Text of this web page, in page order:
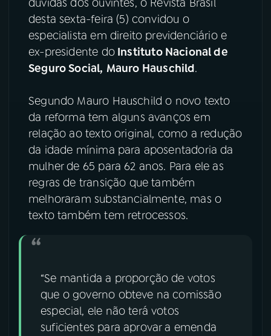
desta sexta-feira (5) convidou o
especialista em direito previdenciário e
ex-presidente doInstituto Nacional de
Seguro Social, Mauro Hauschild.
Segundo Mauro Hauschild o novo texto
da reforma tem alguns avanços em
relação ao texto original, como a redução
da idade mínima para aposentadoria da
mulher de 65 para 62 anos. Para ele as
regras de transição que também
melhoraram substancialmente, mas o
texto também tem retrocessos.
“Se mantida a proporção de votos
que o governo obteve na comissão
especial, ele não terá votos
suficientes para aprovar a emenda